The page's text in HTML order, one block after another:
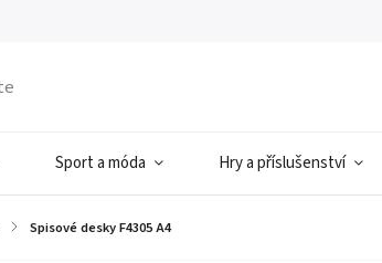
Sport a móda Hry a příslušenství
/ Spisové desky F4305 A4